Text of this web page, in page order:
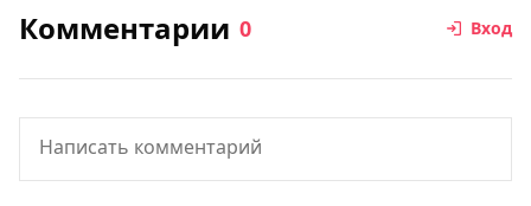
Комментарии 0 Вход